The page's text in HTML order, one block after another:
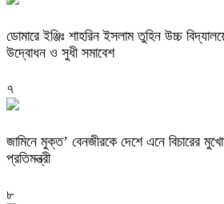
ডোমারে ইঞ্জিঃ শাহরিন ইসলাম তুহিন উচ্চ
উদ্বোধন ও সুধী সমাবেশ
৭
জামিনে মুক্ত’ বেনজীরকে দেশে এনে বিচারের
প্রতিমন্ত্রী
৮